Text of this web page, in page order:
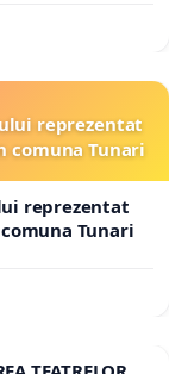
reprezentat
comuna Tunari
reprezentat
Tunari